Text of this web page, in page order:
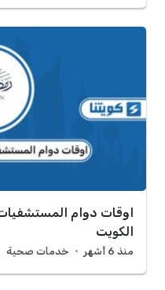
الكويت
منذ 6 أشهر خدمات صحية